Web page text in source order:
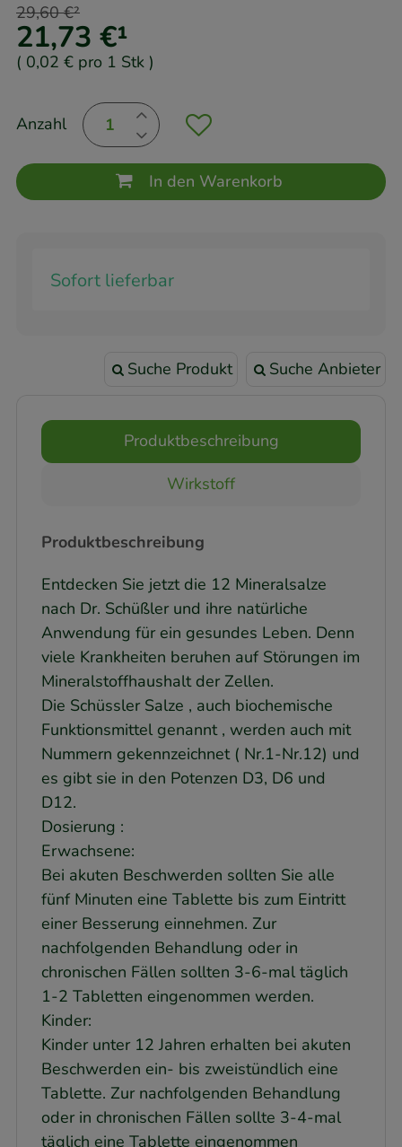
21,73 €¹
29,60 €²
( 0,02 € pro 1 Stk )
Anzahl
In den Warenkorb
Sofort lieferbar
Suche Produkt Suche Anbieter
Produktbeschreibung
Wirkstoff
Produktbeschreibung
Entdecken Sie jetzt die 12 Mineralsalze
nach Dr. Schüßler und ihre natürliche
Anwendung für ein gesundes Leben. Denn
viele Krankheiten beruhen auf Störungen im
Mineralstoffhaushalt der Zellen.
Die Schüssler Salze , auch biochemische
Funktionsmittel genannt , werden auch mit
Nummern gekennzeichnet ( Nr.1-Nr.12) und
es gibt sie in den Potenzen D3, D6 und
D12.
Dosierung :
Erwachsene:
Bei akuten Beschwerden sollten Sie alle
fünf Minuten eine Tablette bis zum Eintritt
einer Besserung einnehmen. Zur
nachfolgenden Behandlung oder in
chronischen Fällen sollten 3-6-mal täglich
1-2 Tabletten eingenommen werden.
Kinder:
Kinder unter 12 Jahren erhalten bei akuten
Beschwerden ein- bis zweistündlich eine
Tablette. Zur nachfolgenden Behandlung
oder in chronischen Fällen sollte 3-4-mal
täglich eine Tablette eingenommen